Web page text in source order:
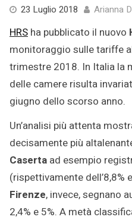
23 Luglio 2018 23
2018
Arianna
HRS ha pubblicato il nuovo
monitoraggio sulle tariffe
trimestre 2018. In Italia la
delle camere risulta
giugno dello scorso anno.
Un’analisi più attenta
decisamente più
Caserta ad esempio
(rispettivamente dell’8,8%
Firenze, invece, segnano
2,4% e 5%. A metà